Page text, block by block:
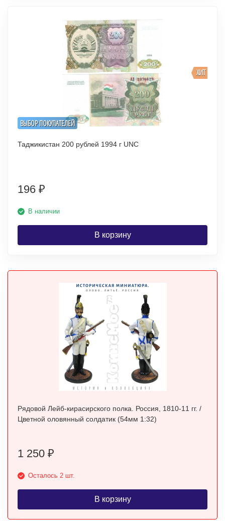
ВЫБОР ПОКУПАТЕЛЕЙ
ХИТ
Таджикистан 200 рублей 1994 г UNC
196 ₽
В наличии
В корзину
Рядовой Лейб-кирасирского полка. Россия, 1810-11 гг. /
Цветной оловянный солдатик (54мм 1:32)
1 250 ₽
Осталось 2 шт.
В корзину